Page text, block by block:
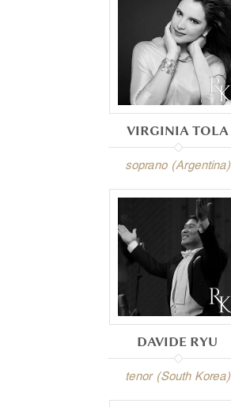
VIRGINIA TOLA
soprano (Argentina)
DAVIDE RYU
tenor (South Korea)